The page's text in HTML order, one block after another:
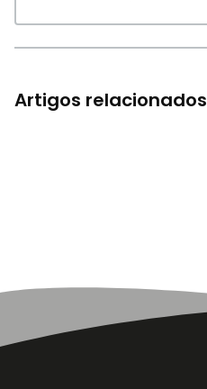
Artigos relacionados